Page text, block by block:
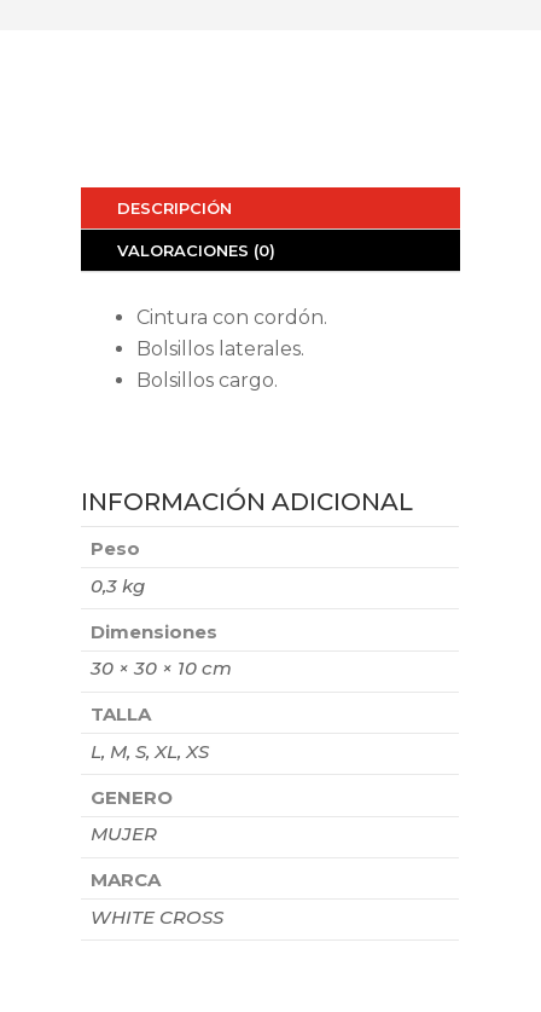
DESCRIPCIÓN
VALORACIONES (0)
Cintura con cordón.
Bolsillos laterales.
Bolsillos cargo.
INFORMACIÓN ADICIONAL
Peso
0,3 kg
Dimensiones
30 × 30 × 10 cm
TALLA
L, M, S, XL, XS
GENERO
MUJER
MARCA
WHITE CROSS